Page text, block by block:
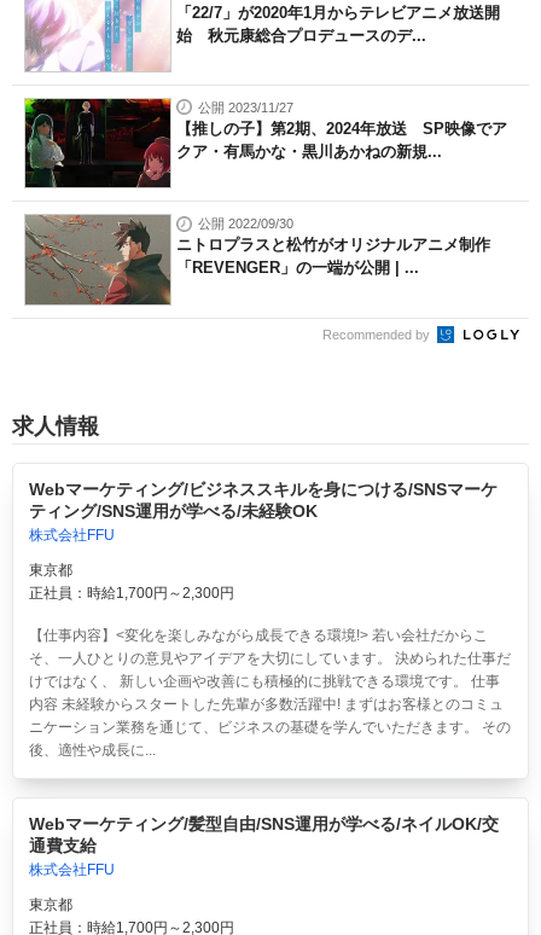
「22/7」が2020年1月からテレビアニメ放送開
始 秋元康総合プロデュースのデ...
公開 2023/11/27
【推しの子】第2期、2024年放送 SP映像でア
クア・有馬かな・黒川あかねの新規...
公開 2022/09/30
ニトロプラスと松竹がオリジナルアニメ制作
「REVENGER」の一端が公開 | ...
Recommended by
求人情報
Webマーケティング/ビジネススキルを身につける/SNSマーケ
ティング/SNS運用が学べる/未経験OK
株式会社FFU
東京都
正社員：時給1,700円～2,300円
【仕事内容】<変化を楽しみながら成長できる環境!> 若い会社だからこ
そ、一人ひとりの意見やアイデアを大切にしています。 決められた仕事だ
けではなく、 新しい企画や改善にも積極的に挑戦できる環境です。 仕事
内容 未経験からスタートした先輩が多数活躍中! まずはお客様とのコミュ
ニケーション業務を通じて、ビジネスの基礎を学んでいただきます。 その
後、適性や成長に...
Webマーケティング/髪型自由/SNS運用が学べる/ネイルOK/交
通費支給
株式会社FFU
東京都
正社員：時給1,700円～2,300円